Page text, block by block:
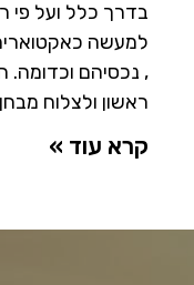
בדרך כלל ועל
למעשה כאקטוארים
, נכסיהם וכדומה.
ראשון ולצלוח
קרא עוד »